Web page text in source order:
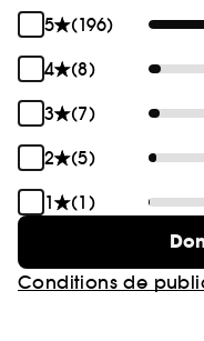
de poire, de fleur
5
(196)
4
(8)
3
(7)
2
(5)
1
(1)
Conditions de